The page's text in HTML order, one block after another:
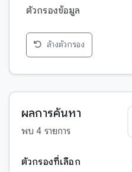
ตัวกรองข้อมูล
ชาดก
ล้างตัวกรอง
ผลการค้นหา
พบ 4 รายการ
ตัวกรองที่เลือก